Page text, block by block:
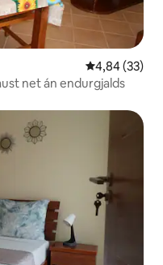
4,84 af 5 í
4,84 (33)
net án endurgjalds